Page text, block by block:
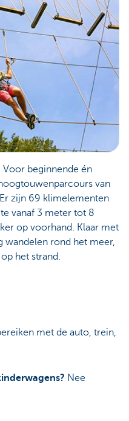
Voor beginnende én
van
zijn 69 klimelementen
vanaf 3 meter tot 8
op voorhand. Klaar met
wandelen rond het meer,
het strand.
met de auto, trein,
Nee